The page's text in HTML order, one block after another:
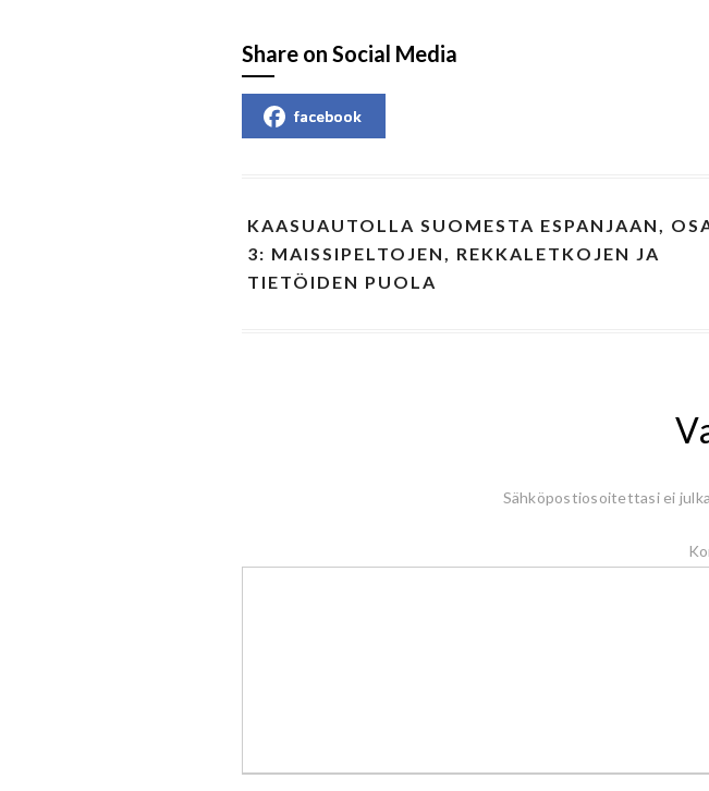
Share on Social Media
facebook
KAASUAUTOLLA SUOMESTA ESPANJAAN,
3: MAISSIPELTOJEN, REKKALETKOJEN JA
TIETÖIDEN PUOLA
Sähköpostiosoitettasi ei